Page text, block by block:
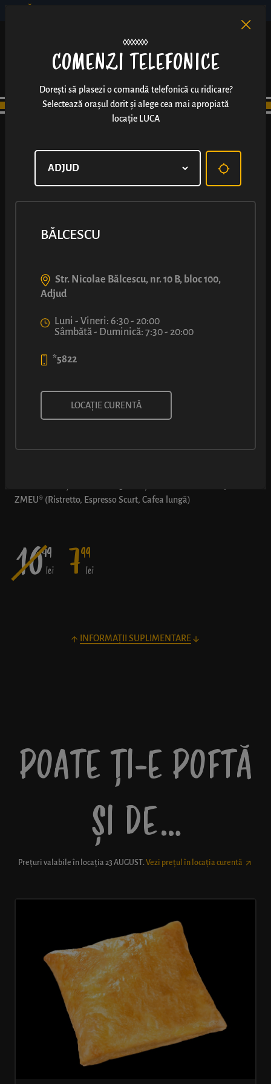
comBUNație: Covrig cu cașcaval
+ cafea simplă ZMEU
ZMEU® (Ristretto, Espresso Scurt, Cafea lungă)
1049
lei 799
lei
INFORMAȚII SUPLIMENTARE
POATE ȚI-E POFTĂ
ȘI DE…
Prețuri valabile în locația 23 AUGUST . Vezi prețul în locația curentă
COMENZI TELEFONICE
Dorești să plasezi o comandă telefonică cu ridicare?
Selectează orașul dorit și alege cea mai apropiată
locație LUCA
BĂLCESCU
Str. Nicolae Bălcescu, nr. 10 B, bloc 100,
Adjud
Luni - Vineri: 6:30 - 20:00
Sâmbătă - Duminică: 7:30 - 20:00
*5822
LOCAȚIE CURENTĂ